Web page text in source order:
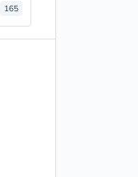
165